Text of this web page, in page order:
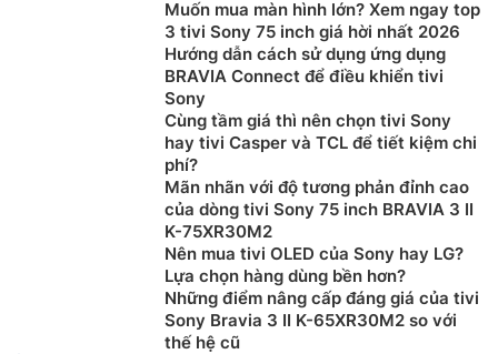
Công nghệ Live Colour sẽ giúp tái hiện màu sắc cho
các khung hình trở lên tươi mới, độc đáo hơn. Hình ảnh
sẽ có nhiều màu sắc rực rỡ mà không bị nhạt nhòa
như các dòng tivi thông thường khác.
Hệ thống âm thanh chất lượng, bùng nổ
Muốn mua màn hình lớn? Xem ngay top
3 tivi Sony 75 inch giá hời nhất 2026
Hướng dẫn cách sử dụng ứng dụng
BRAVIA Connect để điều khiển tivi
Sony
Cùng tầm giá thì nên chọn tivi Sony
hay tivi Casper và TCL để tiết kiệm chi
phí?
Mãn nhãn với độ tương phản đỉnh cao
của dòng tivi Sony 75 inch BRAVIA 3 II
K-75XR30M2
Nên mua tivi OLED của Sony hay LG?
Lựa chọn hàng dùng bền hơn?
Những điểm nâng cấp đáng giá của tivi
Sony Bravia 3 II K-65XR30M2 so với
thế hệ cũ